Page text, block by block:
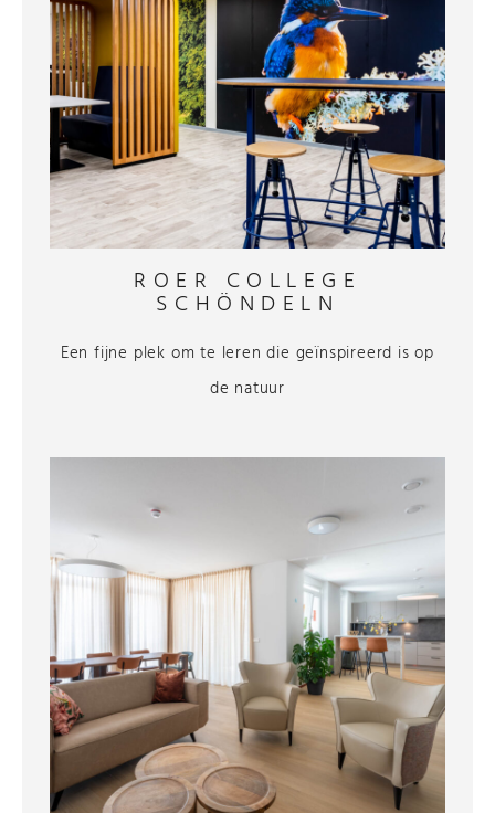
ROER COLLEGE
SCHÖNDELN
Een fijne plek om te leren die geïnspireerd is op
de natuur